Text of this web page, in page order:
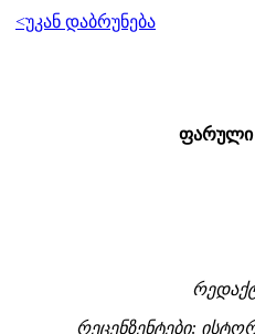
<უკან დაბრუნება
ფარული
რეცენზენტები: